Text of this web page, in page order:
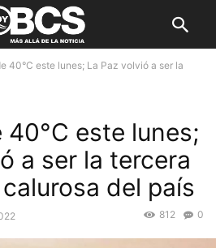
40°C este lunes; La Paz volvió a ser la
40°C este lunes;
a ser la tercera
del país
0
812